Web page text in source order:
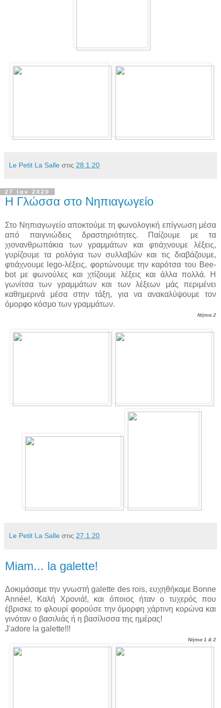
Le Petit La Salle στις 28.1.20
27 Ιαν 2020
Η Γλώσσα στο Νηπιαγωγείο
Στο Νηπιαγωγείο αποκτούμε τη φωνολογική επίγνωση μέσα
από παιγνιώδεις δραστηριότητες. Παίζουμε με τα
χιονανθρωπάκια των γραμμάτων και φτιάχνουμε λέξεις,
γυρίζουμε τα ρολόγια των συλλαβών και τις διαβάζουμε,
φτιάχνουμε lego-λέξεις, φορτώνουμε την καρότσα του Bee-
bot με φωνούλες και χτίζουμε λέξεις και άλλα πολλά. Η
γωνίτσα των γραμμάτων και των λέξεων μάς περιμένει
καθημερινά μέσα στην τάξη, για να ανακαλύψουμε τον
όμορφο κόσμο των γραμμάτων.
Νήπια 2
Le Petit La Salle στις 27.1.20
Miam... la galette!
Δοκιμάσαμε την γνωστή galette des rois, ευχηθήκαμε Bonne
Année!, Καλή Χρονιά!, και όποιος ήταν ο τυχερός που
έβρισκε το φλουρί φορούσε την όμορφη χάρτινη κορώνα και
γινόταν ο βασιλιάς ή η βασίλισσα της ημέρας!
J'adore la galette!!!
Νήπια 1 & 2